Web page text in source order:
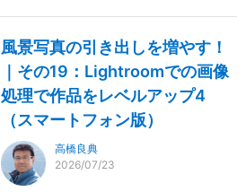
風景写真の引き出しを増やす！
｜その19：Lightroomでの画像
処理で作品をレベルアップ4
（スマートフォン版）
高橋良典
2026/07/23